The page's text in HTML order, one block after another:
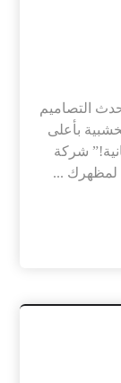
التصاميم
بأعلى
شركة
لمظهرك ...